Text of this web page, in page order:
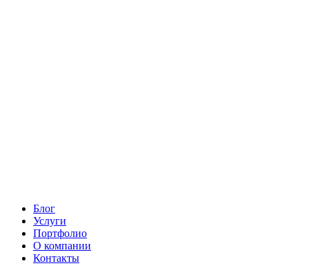
Блог
Услуги
Портфолио
О компании
Контакты